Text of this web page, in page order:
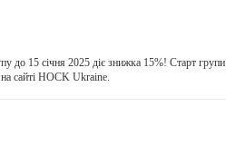
до 15 січня 2025 діє знижка 15%! Старт групи
сайті HOCK Ukraine.